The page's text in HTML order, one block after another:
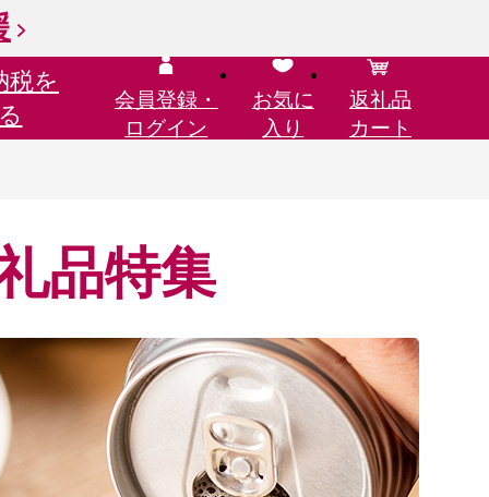
税を
会員登録・
ログイン
お気に
入り
返礼品
カート
品特集